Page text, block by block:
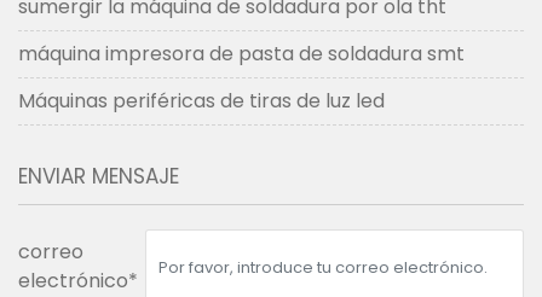
sumergir la máquina de soldadura por ola tht
máquina impresora de pasta de soldadura smt
Máquinas periféricas de tiras de luz led
ENVIAR MENSAJE
correo
electrónico*